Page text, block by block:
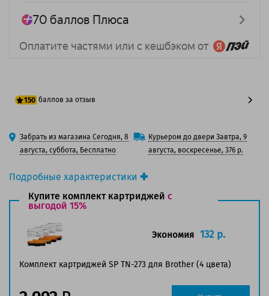
Подробные характеристики
Производитель принтера:Brother
Производитель:Solution Print
Оригинальность:
Аналог:Brother TN-273Y
Цвет:Желтый
заполнении страницы
150 баллов за отзыв
125 баллов
150 баллов
Забрать из магазина Сегодня, 8
августа, суббота, Бесплатно
Курьером до двери Завтра, 9
августа, воскресенье, 376 р.
Купите комплект картриджей с
выгодой 15%
Комплект картриджей SP TN-273 для Brother (4 цвета)
Экономия 132 р.